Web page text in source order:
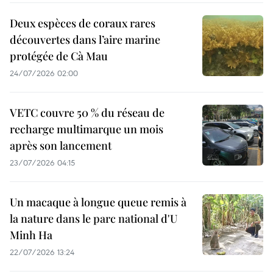
Deux espèces de coraux rares
découvertes dans l’aire marine
protégée de Cà Mau
24/07/2026 02:00
VETC couvre 50 % du réseau de
recharge multimarque un mois
après son lancement
23/07/2026 04:15
Un macaque à longue queue remis à
la nature dans le parc national d'U
Minh Ha
22/07/2026 13:24